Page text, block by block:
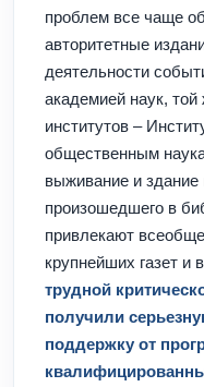
проблем все чаще
авторитетные
деятельности
академией наук,
институтов –
общественным
выживание и здание
произошедшего в
привлекают
крупнейших газет и
трудной
получили
поддержку от